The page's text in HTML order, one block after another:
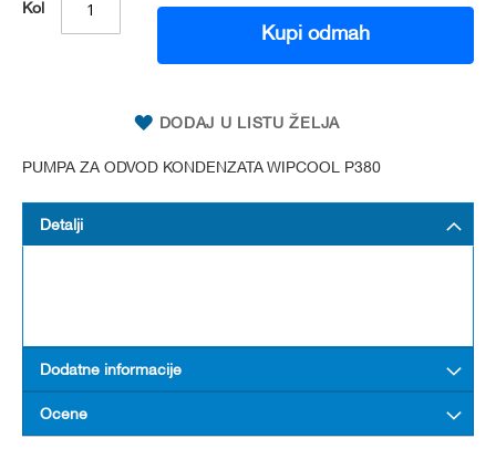
Kol
Kupi odmah
DODAJ U LISTU ŽELJA
PUMPA ZA ODVOD KONDENZATA WIPCOOL P380
Detalji
Dodatne informacije
Ocene